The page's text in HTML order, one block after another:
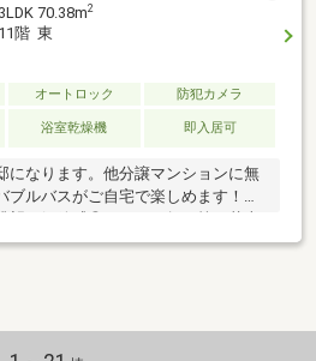
3LDK 70.38m2
11階 東
オートロック
防犯カメラ
浴室乾燥機 即入居可
になります。他分譲マンションに無
ブルバスがご自宅で楽しめます！バ
望は解放感◎！みなと祭り等の花火
観賞可！